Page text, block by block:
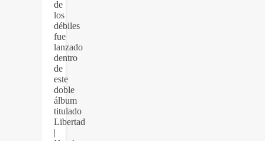
de
los
débiles
fue
lanzado
dentro
de
este
doble
álbum
titulado
Libertad
|